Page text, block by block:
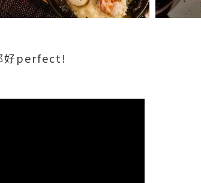
好perfect!